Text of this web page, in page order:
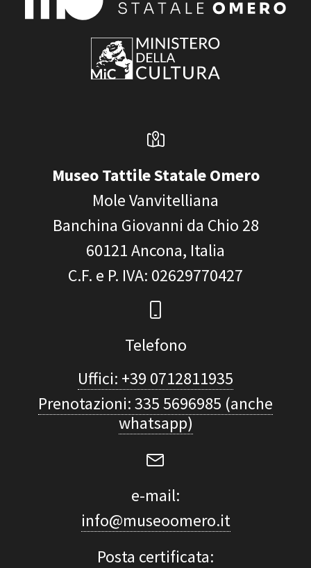
Museo Tattile Statale Omero
Mole Vanvitelliana
Banchina Giovanni da Chio 28
60121Ancona, Italia
C.F. e P. IVA: 02629770427
Telefono
Uffici: +39 0712811935
Prenotazioni: 335 5696985 (anche
whatsapp)
e-mail:
info@museoomero.it
Posta certificata: